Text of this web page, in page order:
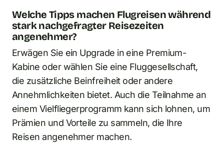
Welche Tipps machen Flugreisen während
stark nachgefragter Reisezeiten
angenehmer?
Erwägen Sie ein Upgrade in eine Premium-
Kabine oder wählen Sie eine Fluggesellschaft,
die zusätzliche Beinfreiheit oder andere
Annehmlichkeiten bietet. Auch die Teilnahme an
einem Vielfliegerprogramm kann sich lohnen, um
Prämien und Vorteile zu sammeln, die Ihre
Reisen angenehmer machen.